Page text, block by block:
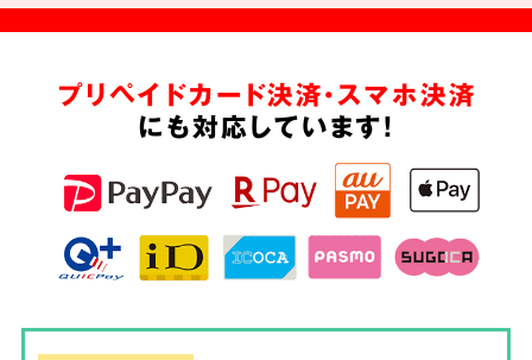
プリペイドカード決済・スマホ決済
にも対応しています!